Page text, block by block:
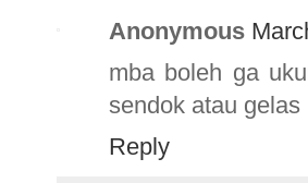
Anonymous
mba boleh ga
sendok atau
Reply